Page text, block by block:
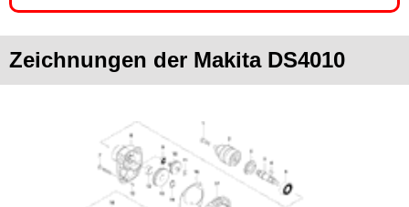
Zeichnungen der Makita DS4010